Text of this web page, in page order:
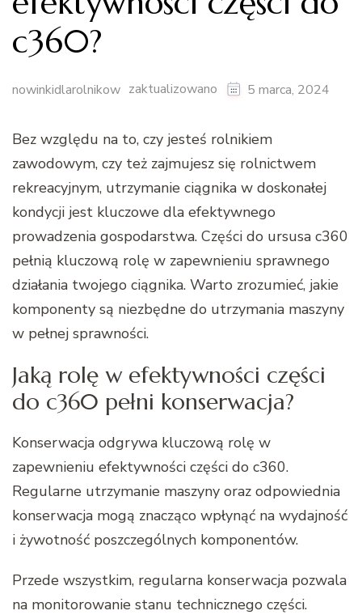
c360?
nowinkidlarolnikow zaktualizowano 5 marca, 2024
Bez względu na to, czy jesteś rolnikiem
zawodowym, czy też zajmujesz się rolnictwem
rekreacyjnym, utrzymanie ciągnika w doskonałej
kondycji jest kluczowe dla efektywnego
prowadzenia gospodarstwa. Części do ursusa c360
pełnią kluczową rolę w zapewnieniu sprawnego
działania twojego ciągnika. Warto zrozumieć, jakie
komponenty są niezbędne do utrzymania maszyny
w pełnej sprawności.
Jaką rolę w efektywności części
do c360 pełni konserwacja?
Konserwacja odgrywa kluczową rolę w
zapewnieniu efektywności części do c360.
Regularne utrzymanie maszyny oraz odpowiednia
konserwacja mogą znacząco wpłynąć na wydajność
i żywotność poszczególnych komponentów.
Przede wszystkim, regularna konserwacja pozwala
na monitorowanie stanu technicznego części.